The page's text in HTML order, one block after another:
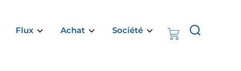
Flux Achat Société
Rechercher :